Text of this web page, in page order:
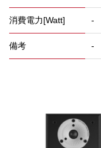
消費電力[Watt] -
備考 -